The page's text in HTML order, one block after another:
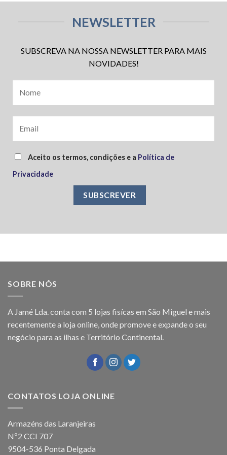
NEWSLETTER
SUBSCREVA NA NOSSA NEWSLETTER PARA MAIS
NOVIDADES!
Aceito os termos, condições e a Política de
Privacidade
SOBRE NÓS
A Jamé Lda. conta com 5 lojas fisícas em São Miguel e mais
recentemente a loja online, onde promove e expande o seu
negócio para as ilhas e Território Continental.
CONTATOS LOJA ONLINE
Armazéns das Laranjeiras
Nº2 CCI 707
9504-536 Ponta Delgada